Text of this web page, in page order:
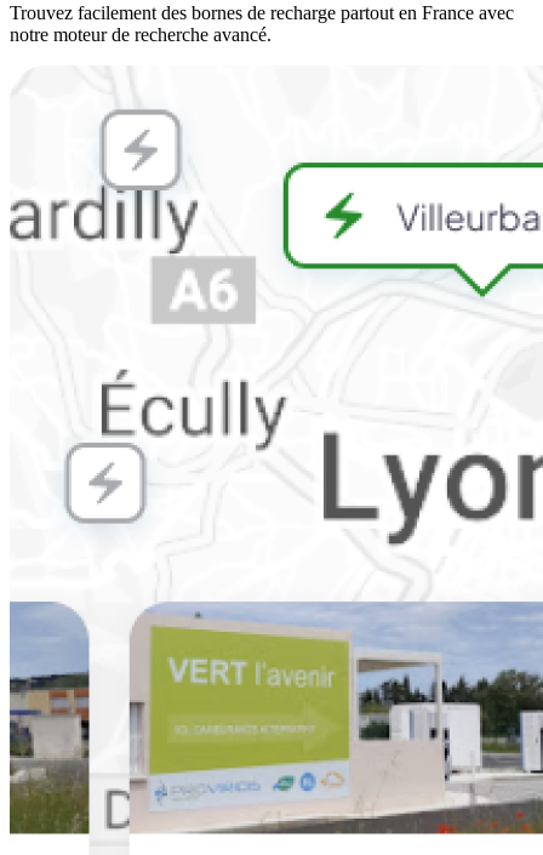
Trouvez facilement des bornes de recharge partout en France avec
notre moteur de recherche avancé.